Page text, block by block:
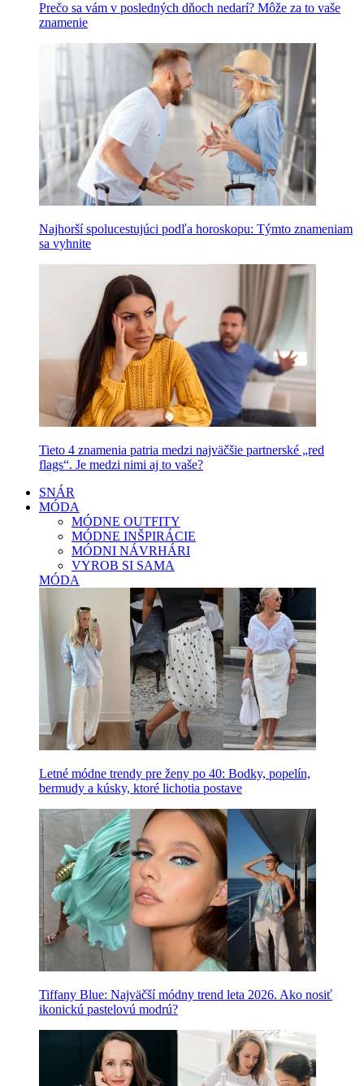
Prečo sa vám v posledných dňoch nedarí? Môže za to vaše
znamenie
Najhorší spolucestujúci podľa horoskopu: Týmto znameniam
sa vyhnite
Tieto 4 znamenia patria medzi najväčšie partnerské „red
flags“. Je medzi nimi aj to vaše?
SNÁR
MÓDA
MÓDNE OUTFITY
MÓDNE INŠPIRÁCIE
MÓDNI NÁVRHÁRI
VYROB SI SAMA
MÓDA
Letné módne trendy pre ženy po 40: Bodky, popelín,
bermudy a kúsky, ktoré lichotia postave
Tiffany Blue: Najväčší módny trend leta 2026. Ako nosiť
ikonickú pastelovú modrú?